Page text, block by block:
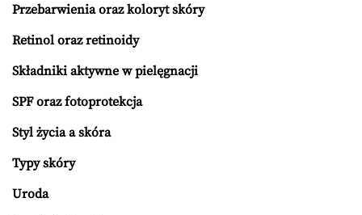
Przebarwienia oraz koloryt skóry
Retinol oraz retinoidy
Składniki aktywne w pielęgnacji
SPF oraz fotoprotekcja
Styl życia a skóra
Typy skóry
Uroda